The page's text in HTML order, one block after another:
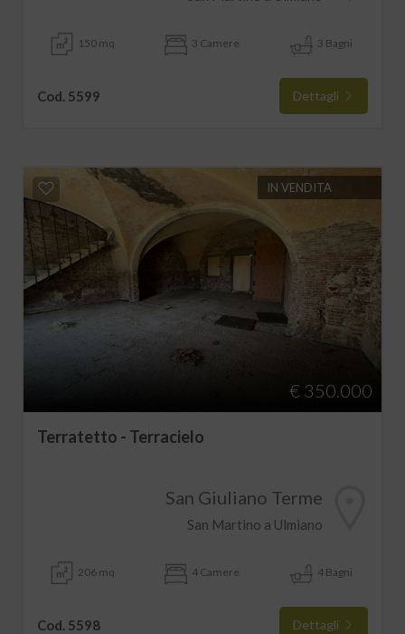
150 mq 3 Camere 3 Bagni
Cod. 5599 Dettagli
IN VENDITA
€ 350.000
Terratetto - Terracielo
San Giuliano Terme
San Martino a Ulmiano
206 mq 4 Camere 4 Bagni
Cod. 5598 Dettagli